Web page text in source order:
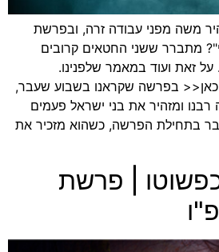
משה מפני עבודה זרה, ובפרשת
מתברר ששני החטאים קרובים
זאת ועוד במאמר שלפנינו.
בפרשה שקראנו בשבוע שעבר,
ומזהיר את בני ישראל פעמים
בתחילת הפרשה, כשהוא מזכיר את
| פרשת